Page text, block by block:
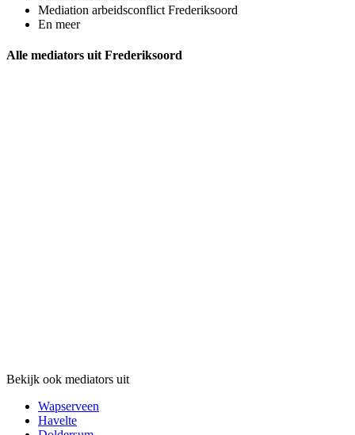
Mediation arbeidsconflict Frederiksoord
En meer
Alle mediators uit Frederiksoord
Bekijk ook mediators uit
Wapserveen
Havelte